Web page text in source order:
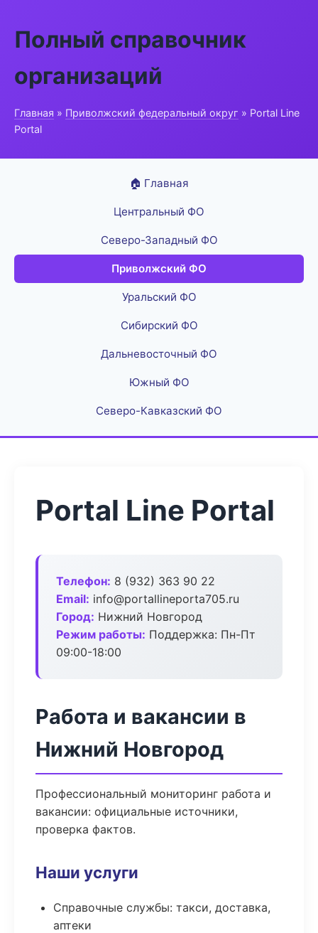
Полный справочник
организаций
Главная » Приволжский федеральный округ » Portal Line
Portal
🏠 Главная
Центральный ФО
Северо-Западный ФО
Приволжский ФО
Уральский ФО
Сибирский ФО
Дальневосточный ФО
Южный ФО
Северо-Кавказский ФО
Portal Line Portal
Телефон: 8 (932) 363 90 22
Email: info@portallineporta705.ru
Город: Нижний Новгород
Режим работы: Поддержка: Пн-Пт
09:00-18:00
Работа и вакансии в
Нижний Новгород
Профессиональный мониторинг работа и
вакансии: официальные источники,
проверка фактов.
Наши услуги
Справочные службы: такси, доставка,
аптеки